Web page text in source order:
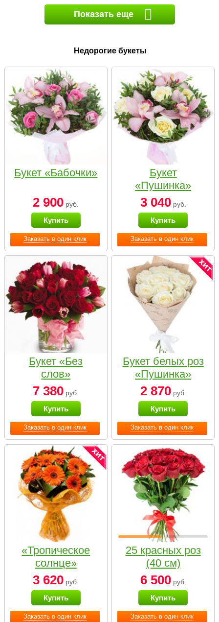
Показать еще
Недорогие букеты
Заказать в один клик
Букет «Бабочки»
2 900 руб.
Купить
Заказать в один клик
Букет
«Пушинка»
3 040руб.
Купить
Заказать в один клик
Букет «Без
слов»
7 380 руб.
Купить
Заказать в один клик
Букет белых роз
«Пушинка»
2 870руб.
Купить
Заказать в один клик
«Тропическое
солнце»
3 620 руб.
Купить
Заказать в один клик
25 красных роз
(40 см)
6 500руб.
Купить